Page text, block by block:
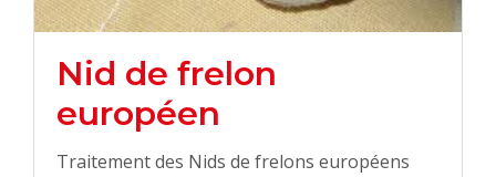
Nid de frelon
européen
Traitement des Nids de frelons européens